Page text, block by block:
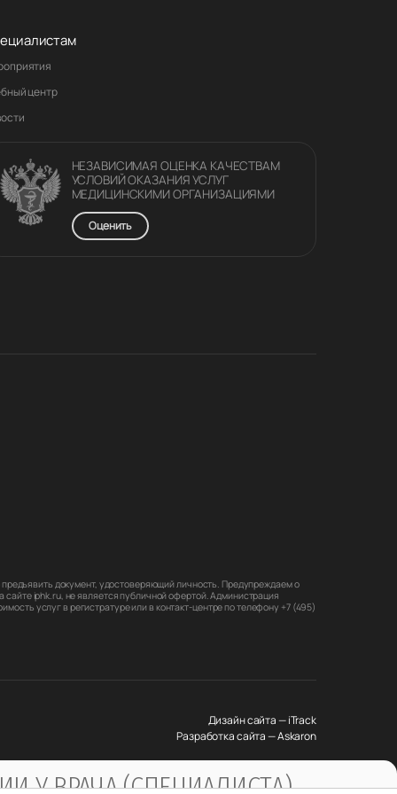
центр
НЕЗАВИСИМАЯ ОЦЕНКА КАЧЕСТВАM
УСЛОВИЙ ОКАЗАНИЯ УСЛУГ
МЕДИЦИНСКИМИ ОРГАНИЗАЦИЯМИ
Оценить
документ, удостоверяющий личность. Предупреждаем о
iphk.ru, не является публичной офертой. Администрация
услуг в регистратуре или в контакт-центре по телефону +7 (495)
Дизайн сайта — iTrack
Разработка сайта — Askaron
У ВРАЧА (СПЕЦИАЛИСТА)